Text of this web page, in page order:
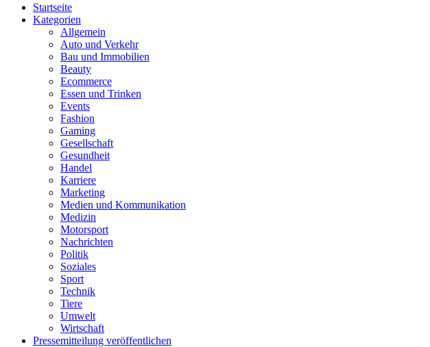
Startseite
Kategorien
Allgemein
Auto und Verkehr
Bau und Immobilien
Beauty
Ecommerce
Essen und Trinken
Events
Fashion
Gaming
Gesellschaft
Gesundheit
Handel
Karriere
Marketing
Medien und Kommunikation
Medizin
Motorsport
Nachrichten
Politik
Soziales
Sport
Technik
Tiere
Umwelt
Wirtschaft
Pressemitteilung veröffentlichen